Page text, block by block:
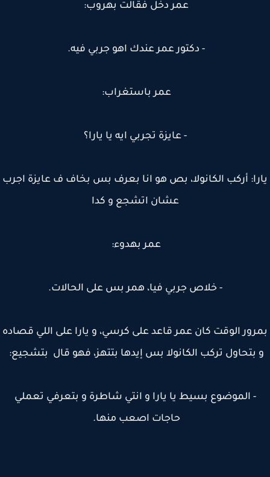
عمر دخل فقالت بهروب:
- دكتور عمر عندك اهو جربي فيه.
عمر باستغراب:
- عايزة تجربي ايه يا يارا؟
أركب الكانولا، بص هو انا بعرف بس بخاف ف عايزة اجرب
عشان اتشجع و كدا
عمر بهدوء:
- خلاص جربي فيا، همر بس على الحالات.
الوقت كان عمر قاعد على كرسي، و يارا على اللي قصاده
بتحاول تركب الكانولا بس إيدها بتتهز، فهو قال بتشجيع:
- الموضوع بسيط يا يارا و انتي شاطرة و بتعرفي تعملي
حاجات اصعب منها.